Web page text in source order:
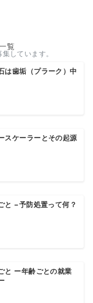
しています。
覧
は歯垢（プラーク）中
スケーラーとその起源
と −予防処置って何？
と ー年齢ごとの就業